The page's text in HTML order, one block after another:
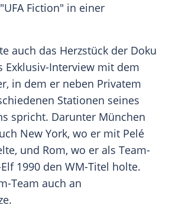
"UFA Fiction" in einer
auch das Herzstück der Doku
Exklusiv-Interview mit dem
in dem er neben Privatem
Stationen seines
spricht. Darunter München
New York, wo er mit Pelé
und Rom, wo er als Team-
1990 den WM-Titel holte.
Team auch an